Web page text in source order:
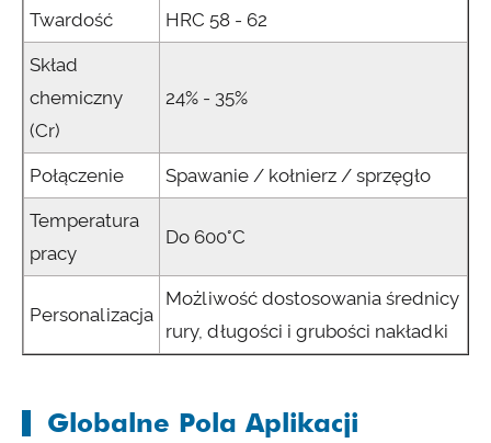
Twardość HRC 58 - 62
Skład
chemiczny
(Cr)
24% - 35%
Połączenie Spawanie / kołnierz / sprzęgło
Temperatura
pracy
Do 600°C
Personalizacja
Możliwość dostosowania średnicy
rury, długości i grubości nakładki
Globalne Pola Aplikacji